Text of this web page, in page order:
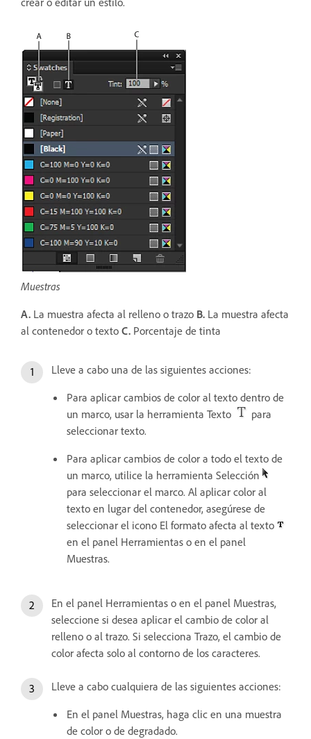
Muestras
A. La muestra afecta al relleno o trazo B. La muestra afecta
al contenedor o texto C. Porcentaje de tinta
Lleve a cabo una de las siguientes acciones:
Para aplicar cambios de color al texto dentro de
un marco, usar la herramienta Texto
para
seleccionar texto.
Para aplicar cambios de color a todo el texto de
un marco, utilice la herramienta Selección
para seleccionar el marco. Al aplicar color al
texto en lugar del contenedor, asegúrese de
seleccionar el icono El formato afecta al texto
en el panel Herramientas o en el panel
Muestras.
En el panel Herramientas o en el panel Muestras,
seleccione si desea aplicar el cambio de color al
relleno o al trazo. Si selecciona Trazo, el cambio de
color afecta solo al contorno de los caracteres.
Lleve a cabo cualquiera de las siguientes acciones:
En el panel Muestras, haga clic en una muestra
de color o de degradado.